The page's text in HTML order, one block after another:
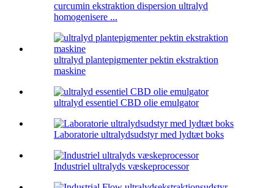
curcumin ekstraktion dispersion ultralyd
homogenisere ...
ultralyd plantepigmenter pektin ekstraktion
maskine
ultralyd essentiel CBD olie emulgator
Laboratorie ultralydsudstyr med lydtæt boks
Industriel ultralyds væskeprocessor